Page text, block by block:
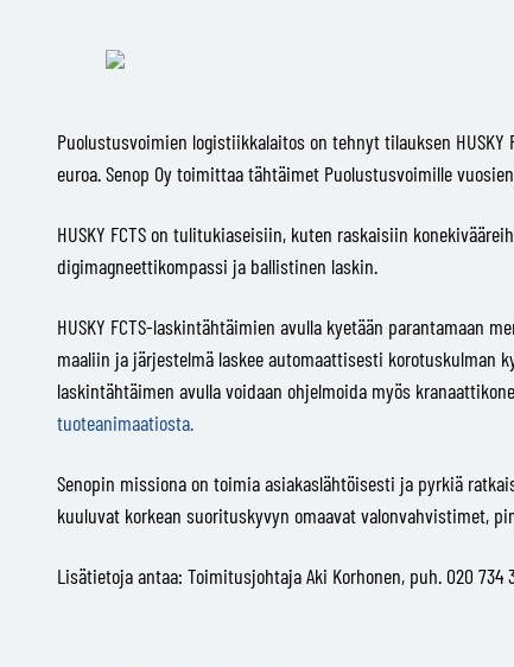
Puolustusvoimien logistiikkalaitos on tehnyt tilauksen
euroa. Senop Oy toimittaa tähtäimet Puolustusvoimille
HUSKY FCTS on tulitukiaseisiin, kuten raskaisiin
digimagneettikompassi ja ballistinen laskin.
HUSKY FCTS-laskintähtäimien avulla kyetään parantamaan
maaliin ja järjestelmä laskee automaattisesti korotuskulman
laskintähtäimen avulla voidaan ohjelmoida myös
tuoteanimaatiosta.
Senopin missiona on toimia asiakaslähtöisesti ja pyrkiä
kuuluvat korkean suorituskyvyn omaavat valonvahvistimet,
Lisätietoja antaa: Toimitusjohtaja Aki Korhonen, puh. 020 734